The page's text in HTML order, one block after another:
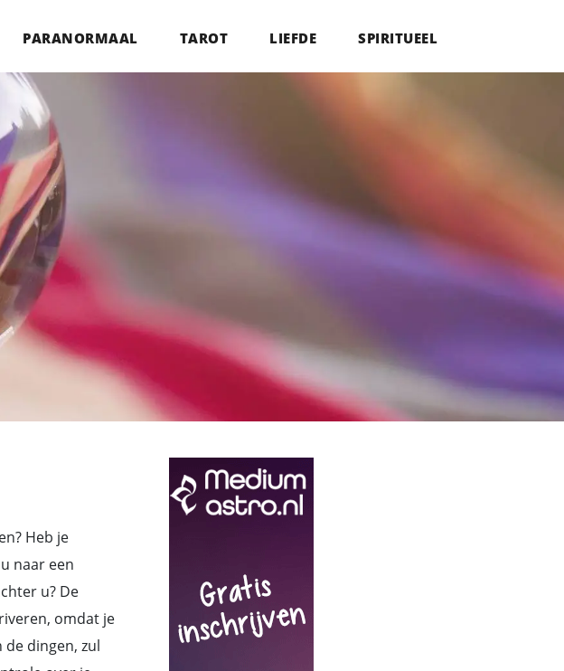
PARANORMAAL TAROT LIEFDE SPIRITUEEL
Heb je
naar een
u? De
omdat je
dingen, zul